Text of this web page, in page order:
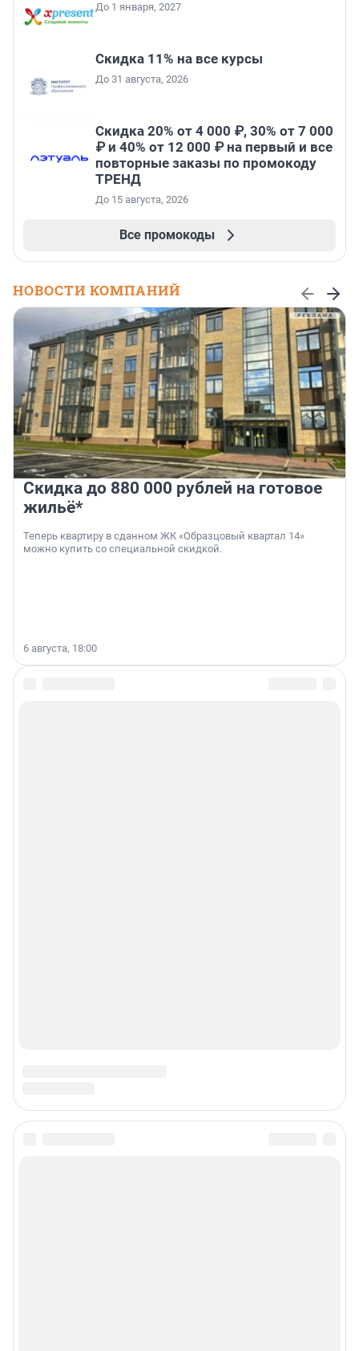
До 1 января, 2027
Скидка 11% на все курсы
До 31 августа, 2026
Скидка 20% от 4 000 ₽, 30% от 7 000
₽ и 40% от 12 000 ₽ на первый и все
повторные заказы по промокоду
ТРЕНД
До 15 августа, 2026
Все промокоды
НОВОСТИ КОМПАНИЙ
Скидка до 880 000 рублей на готовое
жильё*
Теперь квартиру в сданном ЖК «Образцовый квартал 14»
можно купить со специальной скидкой.
6 августа, 18:00